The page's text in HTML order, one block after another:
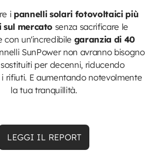
i pannelli solari fotovoltaici più
sul mercato senza sacrificare le
con un'incredibile garanzia di 40
SunPower non avranno bisogno
per decenni, riducendo
rifiuti. E aumentando notevolmente
la tua tranquillità.
LEGGI IL REPORT